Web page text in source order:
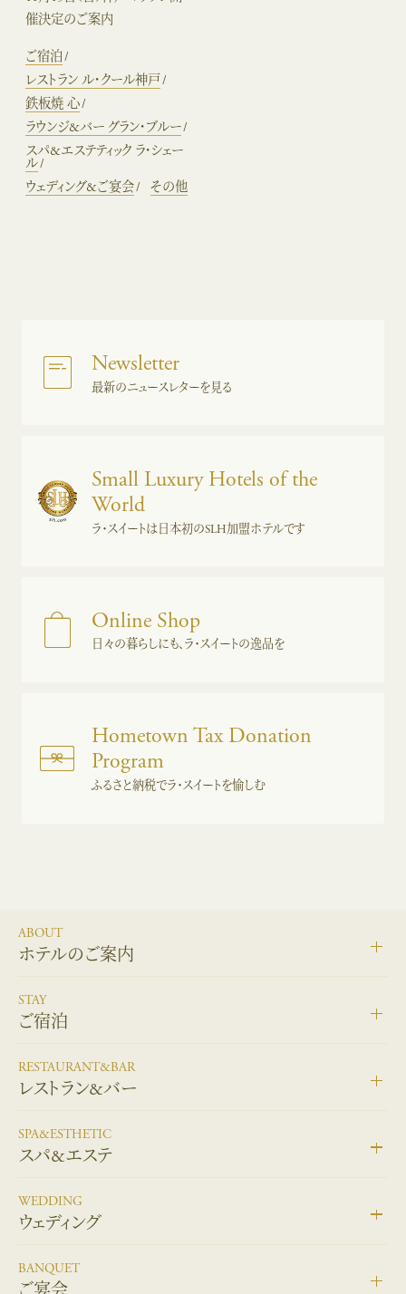
催決定のご案内
ご宿泊
レストラン ル・クール神戸
鉄板焼 心
ラウンジ&バー グラン・ブルー
スパ&エステティック ラ・シェー
ル
ウェディング&ご宴会
その他
Newsletter
最新のニュースレターを見る
Small Luxury Hotels of the
World
ラ・スイートは日本初のSLH加盟ホテルです
Online Shop
日々の暮らしにも、ラ・スイートの逸品を
Hometown Tax Donation
Program
ふるさと納税でラ・スイートを愉しむ
ABOUT
ホテルのご案内
STAY
ご宿泊
RESTAURANT&BAR
レストラン&バー
SPA&ESTHETIC
スパ&エステ
WEDDING
ウェディング
BANQUET